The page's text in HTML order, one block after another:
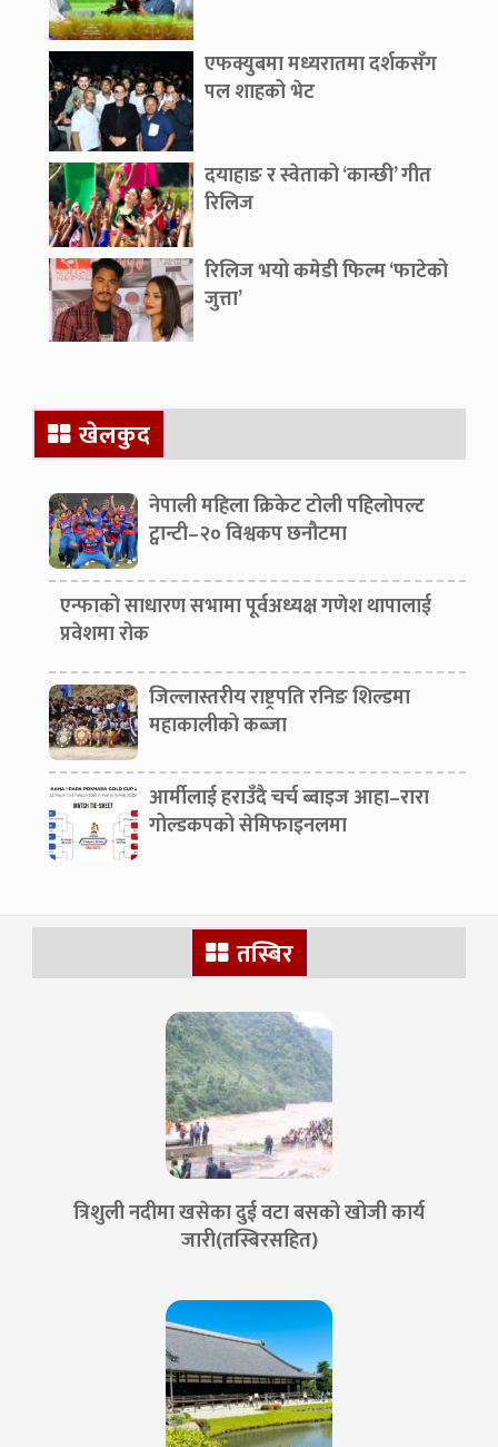
एफक्युबमा मध्यरातमा दर्शकसँग
पल शाहको भेट
दयाहाङ र स्वेताको ‘कान्छी’ गीत
रिलिज
रिलिज भयो कमेडी फिल्म ‘फाटेको
जुत्ता’
खेलकुद
नेपाली महिला क्रिकेट टोली पहिलोपल्ट
ट्वान्टी–२० विश्वकप छनौटमा
एन्फाको साधारण सभामा पूर्वअध्यक्ष गणेश थापालाई
प्रवेशमा रोक
जिल्लास्तरीय राष्ट्रपति रनिङ शिल्डमा
महाकालीको कब्जा
आर्मीलाई हराउँदै चर्च ब्वाइज आहा–रारा
गोल्डकपको सेमिफाइनलमा
तस्बिर
त्रिशुली नदीमा खसेका दुई वटा बसको खोजी कार्य
जारी(तस्बिरसहित)